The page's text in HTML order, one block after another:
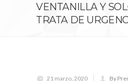
VENTANILLA Y
TRATA DE
21 marzo, 2020
By